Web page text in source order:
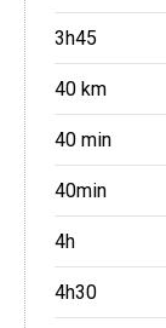
3h45
40 km
40 min
40min
4h
4h30